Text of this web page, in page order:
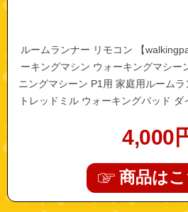
ルームランナー リモコン 【
ーキングマシン ウォーキングマシー
ニングマシーン P1用 家庭用ルーム
トレッドミル ウォーキングパッド
4,000
商品は